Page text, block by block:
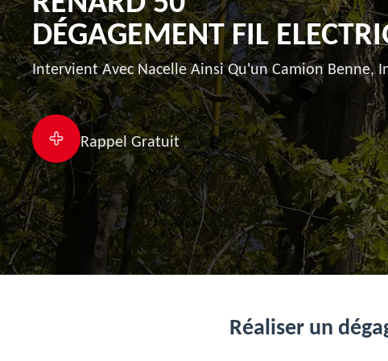
DÉGAGEMENT FIL
Intervient Avec Nacelle Ainsi Qu'un Camion Benne,
Rappel Gratuit
Réaliser un